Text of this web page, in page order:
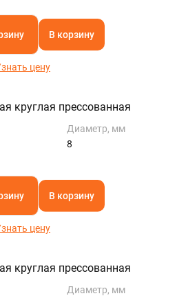
В корзину
цену
круглая прессованная
Диаметр, мм
8
В корзину
цену
круглая прессованная
Диаметр, мм